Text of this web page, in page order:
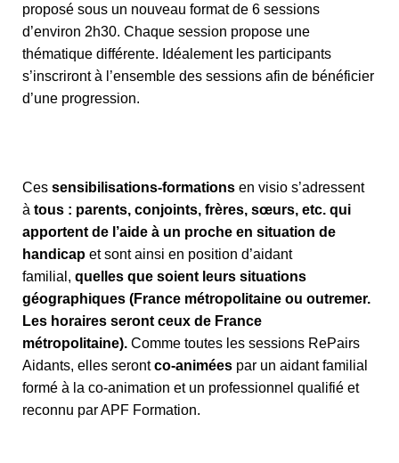
proposé sous un nouveau format de 6 sessions
d’environ 2h30. Chaque session propose une
thématique différente. Idéalement les participants
s’inscriront à l’ensemble des sessions afin de bénéficier
d’une progression.
Ces sensibilisations-formations en visio s’adressent
à tous : parents, conjoints, frères, sœurs, etc. qui
apportent de l’aide à un proche en situation de
handicap et sont ainsi en position d’aidant
familial, quelles que soient leurs situations
géographiques (France métropolitaine ou outremer.
Les horaires seront ceux de France
métropolitaine). Comme toutes les sessions RePairs
Aidants, elles serontco-animées par un aidant familial
formé à la co-animation et un professionnel qualifié et
reconnu par APF Formation.